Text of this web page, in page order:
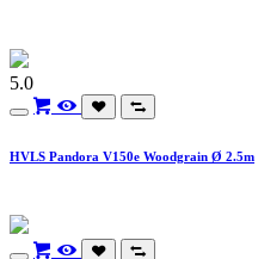
5.0
HVLS Pandora V150e Woodgrain Ø 2.5m